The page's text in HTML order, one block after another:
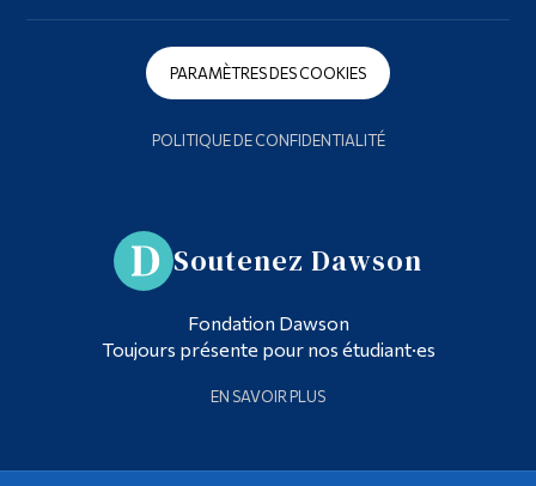
PARAMÈTRES DES COOKIES
POLITIQUE DE CONFIDENTIALITÉ
Soutenez Dawson
Fondation Dawson
Toujours présente pour nos étudiant·es
EN SAVOIR PLUS